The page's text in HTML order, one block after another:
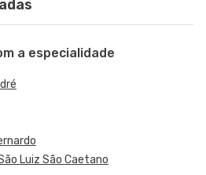
a especialidade
Luiz São Caetano